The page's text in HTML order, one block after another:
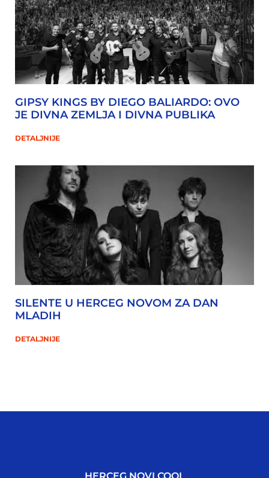
GIPSY KINGS BY DIEGO BALIARDO: OVO
JE DIVNA ZEMLJA I DIVNA PUBLIKA
DETALJNIJE
SILENTE U HERCEG NOVOM ZA DAN
MLADIH
DETALJNIJE
HERCEG NOVI COOL